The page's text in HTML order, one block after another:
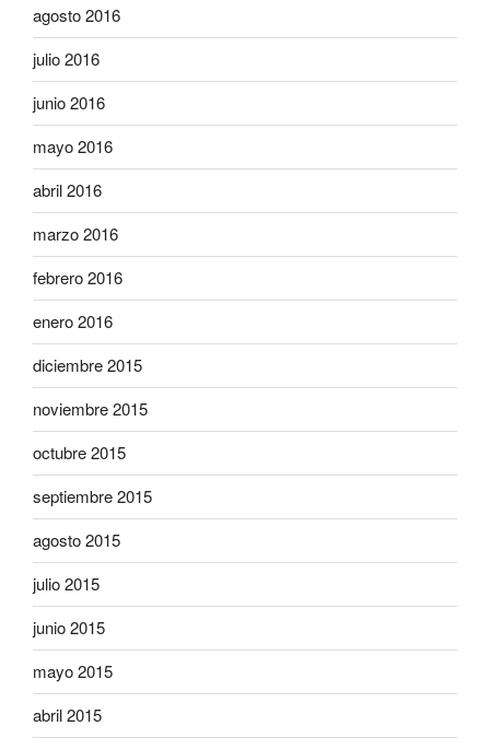
agosto 2016
julio 2016
junio 2016
mayo 2016
abril 2016
marzo 2016
febrero 2016
enero 2016
diciembre 2015
noviembre 2015
octubre 2015
septiembre 2015
agosto 2015
julio 2015
junio 2015
mayo 2015
abril 2015